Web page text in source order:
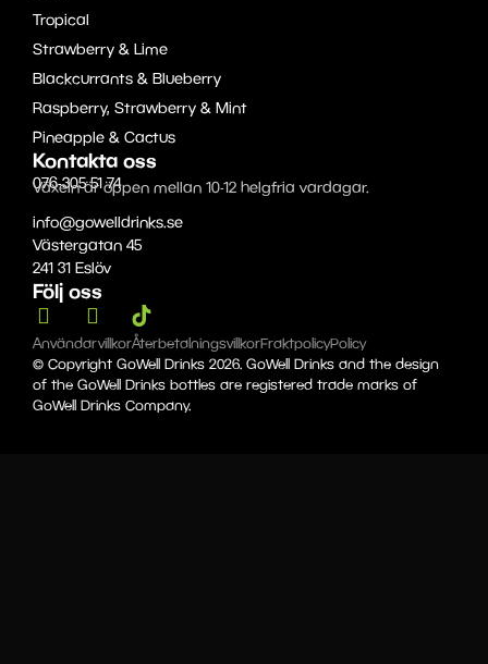
Tropical
Strawberry & Lime
Blackcurrants & Blueberry
Raspberry, Strawberry & Mint
Pineapple & Cactus
Kontakta oss
076-305 51 74
Växeln är öppen mellan 10-12 helgfria vardagar.
info@gowelldrinks.se
Västergatan 45
241 31 Eslöv
Följ oss
AnvändarvillkorÅterbetalningsvillkorFraktpolicyPolicy
© Copyright GoWell Drinks 2026. GoWell Drinks and the design
of the GoWell Drinks bottles are registered trade marks of
GoWell Drinks Company.